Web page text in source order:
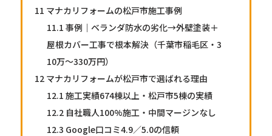
11 マナカリフォームの松戸市施工事例
11.1 事例｜ベランダ防水の劣化→外壁塗装＋
屋根カバー工事で根本解決（千葉市稲毛区・3
10万〜330万円）
12 マナカリフォームが松戸市で選ばれる理由
12.1 施工実績674棟以上・松戸市5棟の実績
12.2 自社職人100%施工・中間マージンなし
12.3 Google口コミ4.9／5.0の信頼